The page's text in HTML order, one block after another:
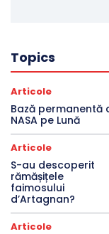
Topics
Articole
Bază permanentă
NASA pe Lună
Articole
S-au descoperit
rămășițele
faimosului
d’Artagnan?
Articole